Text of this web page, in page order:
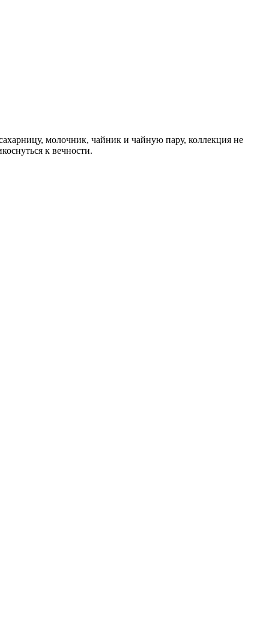
молочник, чайник и чайную пару, коллекция не
к вечности.